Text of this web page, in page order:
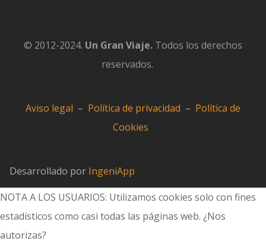
© 2012-2024. Un Gran Viaje. Todos los derechos
reservados.
Aviso legal – Política de privacidad – Política de
Cookies
Desarrollado por IngeniApp
NOTA A LOS USUARIOS: Utilizamos cookies solo con fines
estadísticos como casi todas las páginas web. ¿Nos
autorizas?